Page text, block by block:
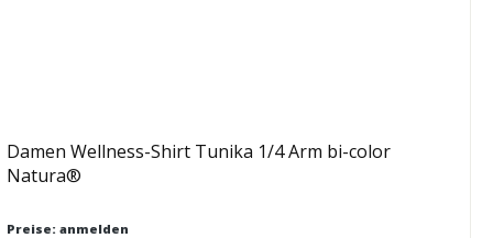
Damen Wellness-Shirt Tunika 1/4 Arm bi-color
Natura®
Preise: anmelden